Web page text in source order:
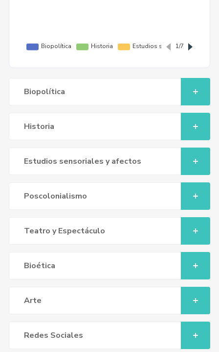
Biopolítica
Historia
Estudios sensoriales y afectos
Poscolonialismo
Teatro y Espectáculo
Bioética
Arte
Redes Sociales